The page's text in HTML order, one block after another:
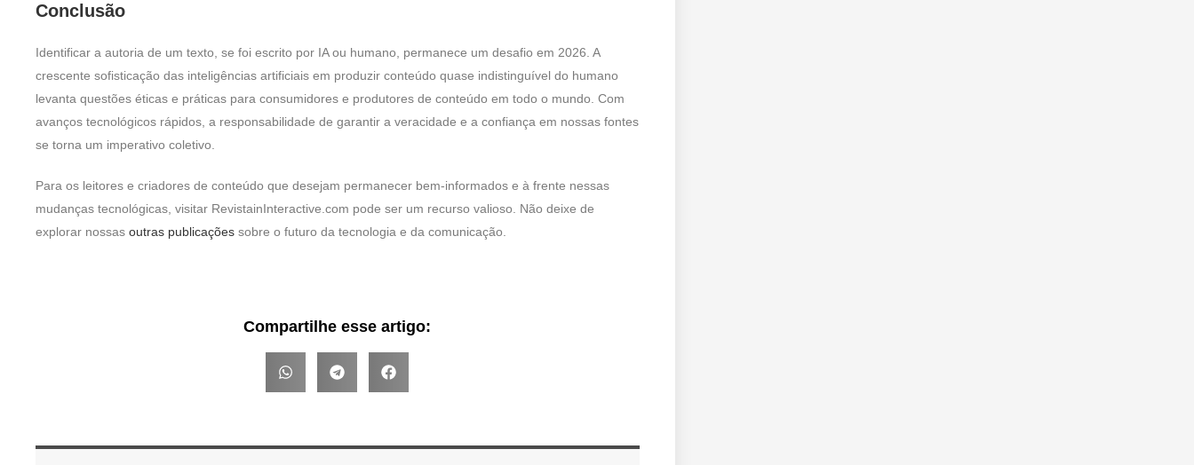
Conclusão
Identificar a autoria de um texto, se foi escrito por IA ou humano, permanece um desafio em 2026. A
crescente sofisticação das inteligências artificiais em produzir conteúdo quase indistinguível do humano
levanta questões éticas e práticas para consumidores e produtores de conteúdo em todo o mundo. Com
avanços tecnológicos rápidos, a responsabilidade de garantir a veracidade e a confiança em nossas fontes
se torna um imperativo coletivo.
Para os leitores e criadores de conteúdo que desejam permanecer bem-informados e à frente nessas
mudanças tecnológicas, visitar RevistainInteractive.com pode ser um recurso valioso. Não deixe de
explorar nossas outras publicações sobre o futuro da tecnologia e da comunicação.
Compartilhe esse artigo: